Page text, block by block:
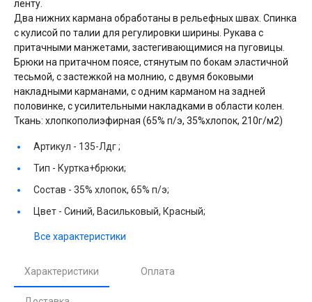
ленту.
Два нижних кармана обработаны в рельефных швах. Спинка
с кулисой по талии для регулировки ширины. Рукава с
притачными манжетами, застегивающимися на пуговицы.
Брюки на притачном поясе, стянутым по бокам эластичной
тесьмой, с застежкой на молнию, с двумя боковыми
накладными карманами, с одним карманом на задней
половинке, с усилительными накладками в области колен.
Ткань: хлопкополиэфирная (65% п/э, 35%хлопок, 210г/м2)
Артикул - 135-Лдг ;
Тип - Куртка+брюки;
Состав - 35% хлопок, 65% п/э;
Цвет - Синий, Васильковый, Красный;
Все характеристики
Характеристики Оплата